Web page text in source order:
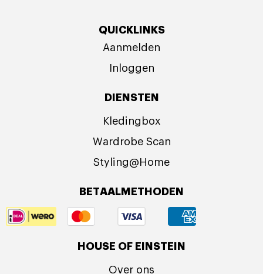
QUICKLINKS
Aanmelden
Inloggen
DIENSTEN
Kledingbox
Wardrobe Scan
Styling@Home
BETAALMETHODEN
HOUSE OF EINSTEIN
Over ons